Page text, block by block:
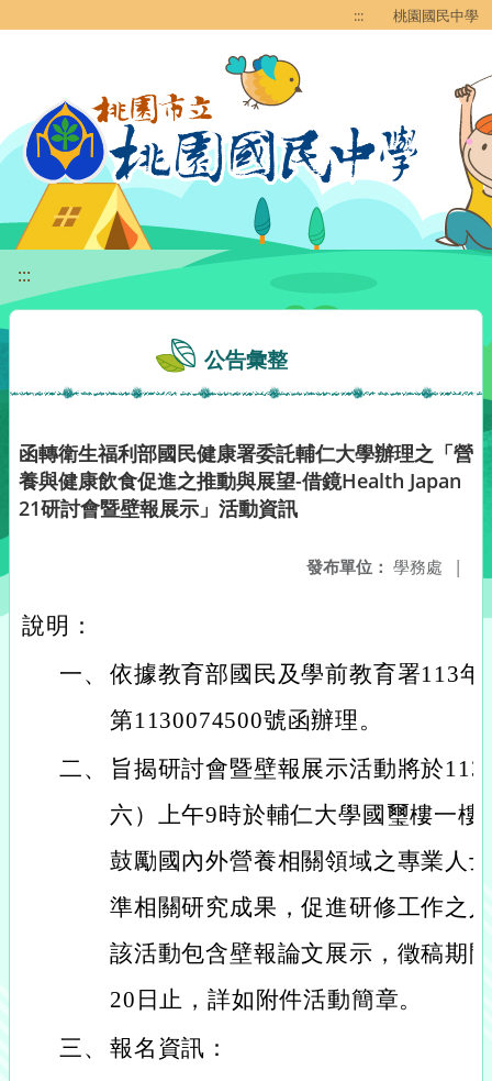
::: 桃園國民中學
:::
公告彙整
函轉衛生福利部國民健康署委託輔仁大學辦理之「營
養與健康飲食促進之推動與展望-借鏡Health Japan
21研討會暨壁報展示」活動資訊
發布單位： 學務處 |
說明：
一、 依據教育部國民及學前教育署113
第1130074500號函辦理。
二、
旨揭研討會暨壁報展示活動將於
六）上午9時於輔仁大學國璽樓一樓
鼓勵國內外營養相關領域之專業人
準相關研究成果，促進研修工作之
該活動包含壁報論文展示，徵稿期
20日止，詳如附件活動簡章。
三、 報名資訊：